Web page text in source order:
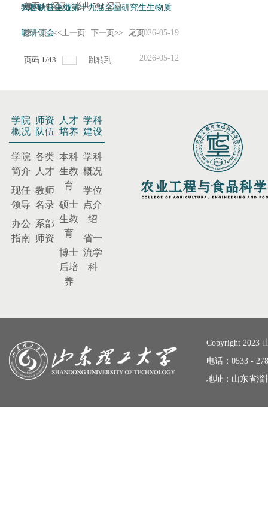
大赛斩获佳绩
2026-05-19
我校联合主办第十九届全国研究生生物质
能研讨会
2026-05-12
每页14记录 总共591记录
第一页 <<上一页 下一页>> 尾页
页码 1/43 跳转到
学院
概况
学院
简介
现任
领导
办公
指南
师资
队伍
各类
人才
教师
名录
系部
师资
人才
培养
本科
生教
育
硕士
生教
育
博士
后培
养
学科
建设
学科
概况
学位
点介
绍
省一
流学
科
Copyright 2023
电话：0533 -
地址：山东省淄